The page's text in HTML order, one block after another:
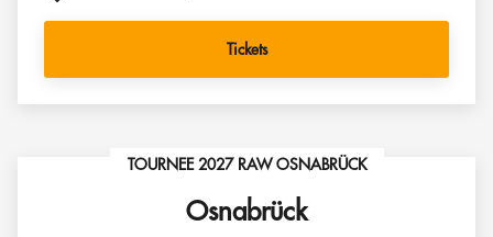
Tickets
TOURNEE 2027 RAW OSNABRÜCK
Osnabrück